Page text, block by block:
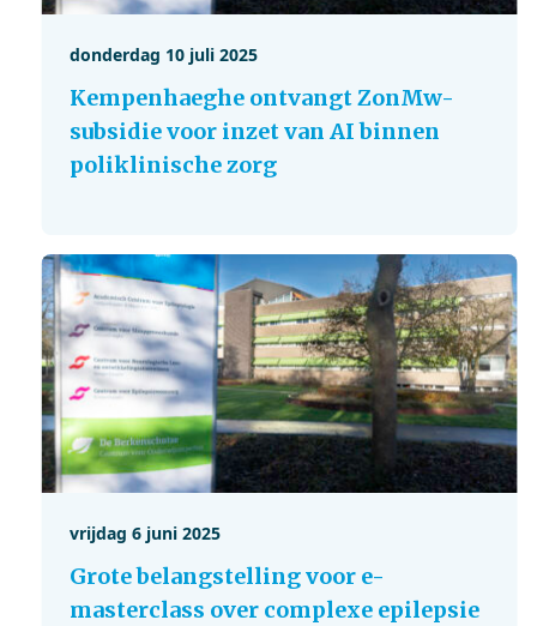
donderdag 10 juli 2025
Kempenhaeghe ontvangt ZonMw-
subsidie voor inzet van AI binnen
poliklinische zorg
vrijdag 6 juni 2025
Grote belangstelling voor e-
masterclass over complexe epilepsie